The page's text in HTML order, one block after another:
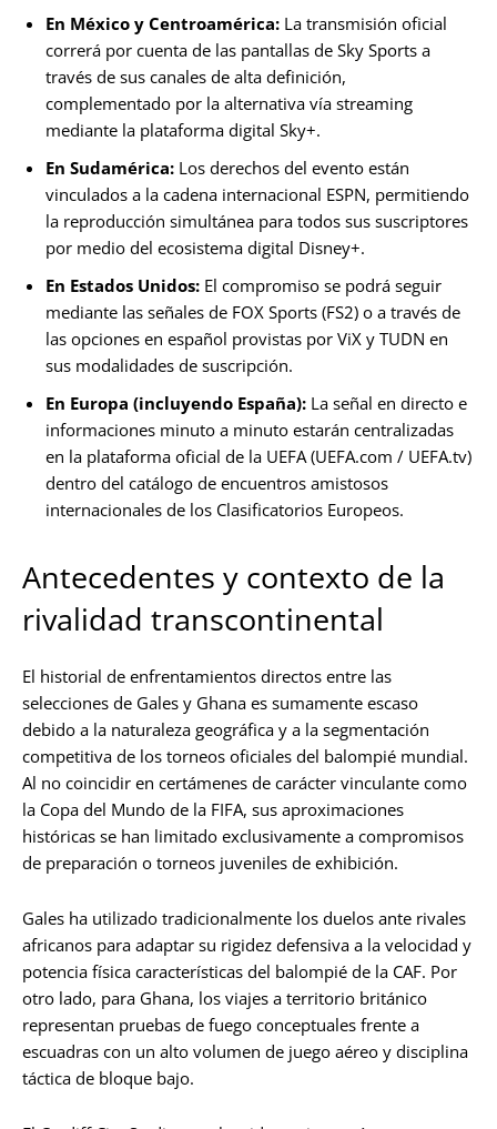
En México y Centroamérica: La transmisión oficial
correrá por cuenta de las pantallas de Sky Sports a
través de sus canales de alta definición,
complementado por la alternativa vía streaming
mediante la plataforma digital Sky+.
En Sudamérica: Los derechos del evento están
vinculados a la cadena internacional ESPN, permitiendo
la reproducción simultánea para todos sus suscriptores
por medio del ecosistema digital Disney+.
En Estados Unidos: El compromiso se podrá seguir
mediante las señales de FOX Sports (FS2) o a través de
las opciones en español provistas por ViX y TUDN en
sus modalidades de suscripción.
En Europa (incluyendo España): La señal en directo e
informaciones minuto a minuto estarán centralizadas
en la plataforma oficial de la UEFA (UEFA.com / UEFA.tv)
dentro del catálogo de encuentros amistosos
internacionales de los Clasificatorios Europeos.
Antecedentes y contexto de la
rivalidad transcontinental
El historial de enfrentamientos directos entre las
selecciones de Gales y Ghana es sumamente escaso
debido a la naturaleza geográfica y a la segmentación
competitiva de los torneos oficiales del balompié mundial.
Al no coincidir en certámenes de carácter vinculante como
la Copa del Mundo de la FIFA, sus aproximaciones
históricas se han limitado exclusivamente a compromisos
de preparación o torneos juveniles de exhibición.
Gales ha utilizado tradicionalmente los duelos ante rivales
africanos para adaptar su rigidez defensiva a la velocidad y
potencia física características del balompié de la CAF. Por
otro lado, para Ghana, los viajes a territorio británico
representan pruebas de fuego conceptuales frente a
escuadras con un alto volumen de juego aéreo y disciplina
táctica de bloque bajo.